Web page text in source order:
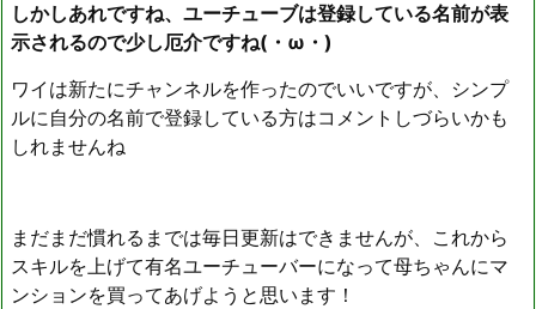
しかしあれですね、ユーチューブは登録している名前が表
示されるので少し厄介ですね(・ω・)
ワイは新たにチャンネルを作ったのでいいですが、シンプ
ルに自分の名前で登録している方はコメントしづらいかも
しれませんね
まだまだ慣れるまでは毎日更新はできませんが、これから
スキルを上げて有名ユーチューバーになって母ちゃんにマ
ンションを買ってあげようと思います！